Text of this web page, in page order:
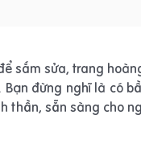
sắm sửa, trang
đừng nghĩ là có
thần, sẵn sàng cho